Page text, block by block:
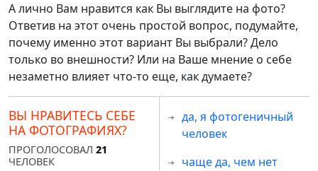
А лично Вам нравится как Вы выглядите на фото?
Ответив на этот очень простой вопрос, подумайте,
почему именно этот вариант Вы выбрали? Дело
только во внешности? Или на Ваше мнение о себе
незаметно влияет что-то еще, как думаете?
ВЫ НРАВИТЕСЬ СЕБЕ
НА ФОТОГРАФИЯХ?
ПРОГОЛОСОВАЛ 21
ЧЕЛОВЕК
да, я фотогеничный
человек
чаще да, чем нет